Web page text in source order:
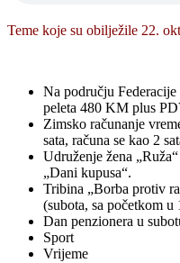
Teme koje su obilježile 22.
Na području
peleta 480 KM plus
Zimsko računanje
sata, računa se kao 2
Udruženje žena
„Dani kupusa“.
Tribina „Borba protiv
(subota, sa početkom u
Dan penzionera u
Sport
Vrijeme